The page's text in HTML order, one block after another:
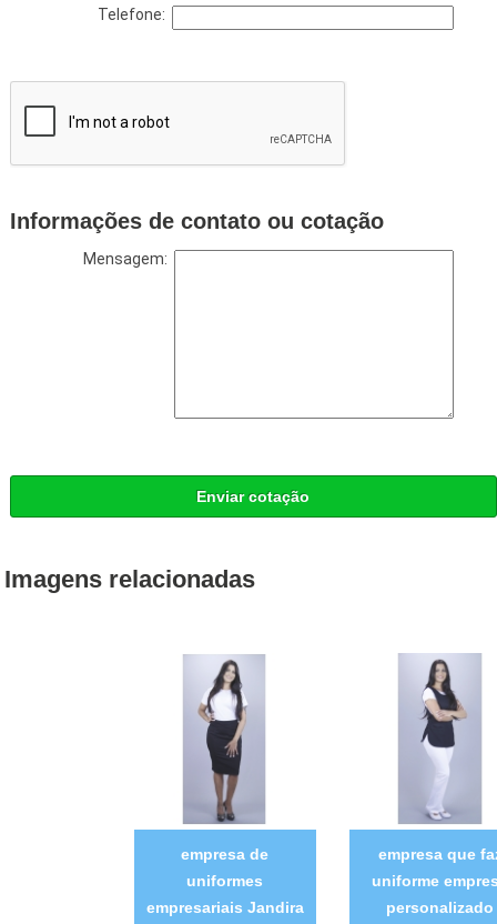
Telefone:
Informações de contato ou cotação
Mensagem:
Enviar cotação
Imagens relacionadas
empresa de
uniformes
empresariais Jandira
empresa que
uniforme
personalizado